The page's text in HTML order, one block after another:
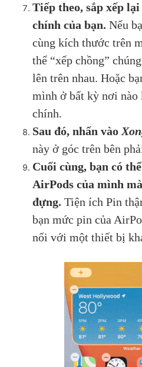
Tiếp theo, sắp xếp
chính của bạn. Nếu
cùng kích thước trên
thể “xếp chồng”
lên trên nhau. Hoặc
mình ở bất kỳ nơi nào
chính.
Sau đó, nhấn vào
này ở góc trên bên
Cuối cùng, bạn có
AirPods của mình
đựng. Tiện ích Pin
bạn mức pin của
nối với một thiết bị